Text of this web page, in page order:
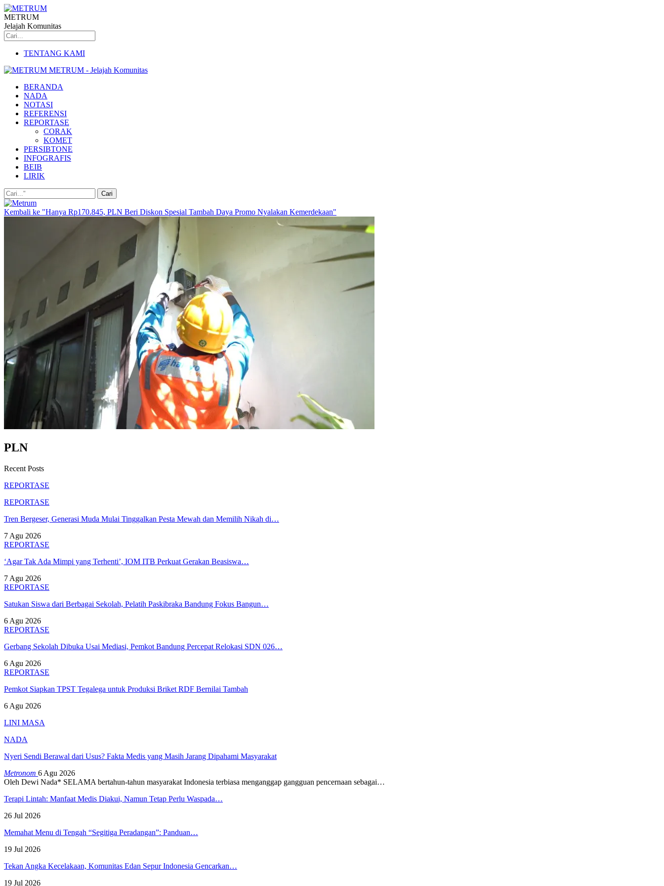
METRUM
Jelajah Komunitas
TENTANG KAMI
METRUM - Jelajah Komunitas
BERANDA
NADA
NOTASI
REFERENSI
REPORTASE
CORAK
KOMET
PERSIBTONE
INFOGRAFIS
BEIB
LIRIK
Kembali ke "Hanya Rp170.845, PLN Beri Diskon Spesial Tambah Daya Promo Nyalakan Kemerdekaan"
PLN
Recent Posts
REPORTASE
REPORTASE
Tren Bergeser, Generasi Muda Mulai Tinggalkan Pesta Mewah dan Memilih Nikah di…
7 Agu 2026
REPORTASE
‘Agar Tak Ada Mimpi yang Terhenti’, IOM ITB Perkuat Gerakan Beasiswa…
7 Agu 2026
REPORTASE
Satukan Siswa dari Berbagai Sekolah, Pelatih Paskibraka Bandung Fokus Bangun…
6 Agu 2026
REPORTASE
Gerbang Sekolah Dibuka Usai Mediasi, Pemkot Bandung Percepat Relokasi SDN 026…
6 Agu 2026
REPORTASE
Pemkot Siapkan TPST Tegalega untuk Produksi Briket RDF Bernilai Tambah
6 Agu 2026
LINI MASA
NADA
Nyeri Sendi Berawal dari Usus? Fakta Medis yang Masih Jarang Dipahami Masyarakat
Metronom 6 Agu 2026
Oleh Dewi Nada* SELAMA bertahun-tahun masyarakat Indonesia terbiasa menganggap gangguan pencernaan sebagai…
Terapi Lintah: Manfaat Medis Diakui, Namun Tetap Perlu Waspada…
26 Jul 2026
Memahat Menu di Tengah “Segitiga Peradangan”: Panduan…
19 Jul 2026
Tekan Angka Kecelakaan, Komunitas Edan Sepur Indonesia Gencarkan…
19 Jul 2026